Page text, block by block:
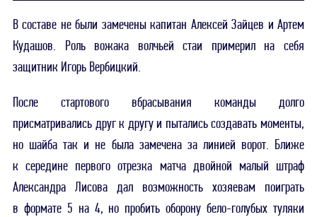
В составе не были замечены капитан Алексей Зайцев и Артем
Кудашов. Роль вожака волчьей стаи примерил на себя
защитник Игорь Вербицкий.
После стартового вбрасывания команды долго
присматривались друг к другу и пытались создавать моменты,
но шайба так и не была замечена за линией ворот. Ближе
к середине первого отрезка матча двойной малый штраф
Александра Лисова дал возможность хозяевам поиграть
в формате 5 на 4, но пробить оборону бело-голубых туляки